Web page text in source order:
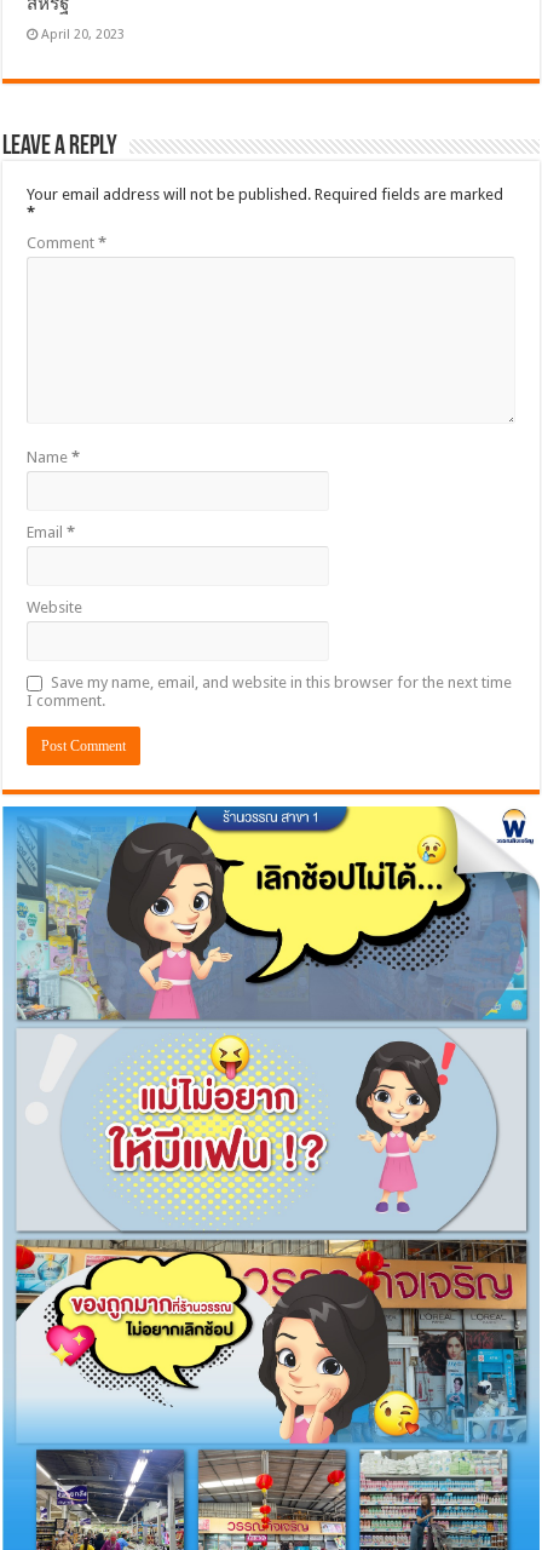
April 20, 2023
Leave a Reply
Your email address will not be published. Required fields are marked
*
Comment*
Name*
Email*
Website
Save my name, email, and website in this browser for the next time
I comment.